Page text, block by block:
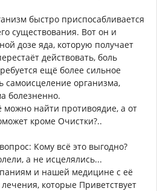
быстро приспосабливается
существования. Вот он и
дозе яда, которую получает
действовать, боль
ещё более сильное
самоисцеление организма,
болезненно.
найти противоядие, а от
кроме Очистки?..
Кому всё это выгодно?
а не исцелялись...
и нашей медицине с её
которые Приветствует